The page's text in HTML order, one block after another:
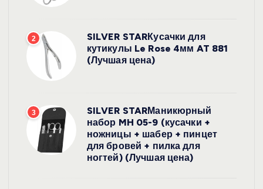
2
SILVER STARКусачки для
кутикулы Le Rose 4мм AT 881
(Лучшая цена)
3
SILVER STARМаникюрный
набор MH 05-9 (кусачки +
ножницы + шабер + пинцет
для бровей + пилка для
ногтей) (Лучшая цена)